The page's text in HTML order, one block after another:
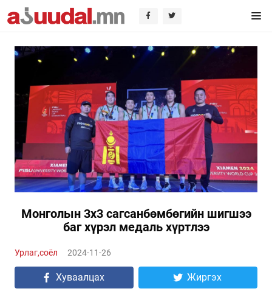
Монголын 3х3 сагсанбөмбөгийн шигшээ
баг хүрэл медаль хүртлээ
Урлаг,соёл 2024-11-26
Хуваалцах Жиргэх